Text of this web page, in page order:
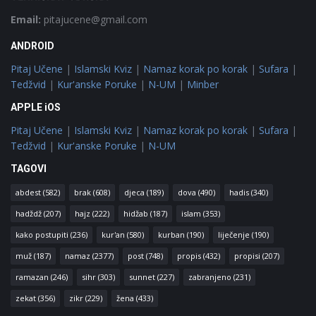
Email: pitajucene@gmail.com
ANDROID
Pitaj Učene | Islamski Kviz | Namaz korak po korak | Sufara |
Tedžvid | Kur'anske Poruke | N-UM | Minber
APPLE iOS
Pitaj Učene | Islamski Kviz | Namaz korak po korak | Sufara |
Tedžvid | Kur'anske Poruke | N-UM
TAGOVI
abdest (582) brak (608) djeca (189) dova (490) hadis (340)
hadždž (207) hajz (222) hidžab (187) islam (353)
kako postupiti (236) kur'an (580) kurban (190) liječenje (190)
muž (187) namaz (2377) post (748) propis (432) propisi (207)
ramazan (246) sihr (303) sunnet (227) zabranjeno (231)
zekat (356) zikr (229) žena (433)